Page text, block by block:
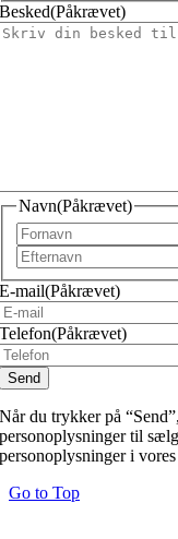
Besked(Påkrævet)
Navn(Påkrævet)
E-mail(Påkrævet)
Telefon(Påkrævet)
Når du trykker på
personoplysninger til
personoplysninger i
Go to Top